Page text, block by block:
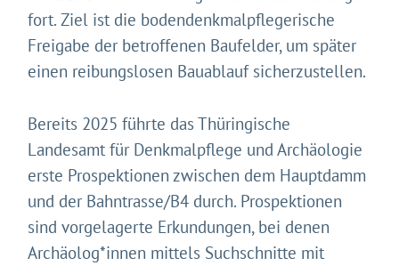
fort. Ziel ist die bodendenkmalpflegerische
Freigabe der betroffenen Baufelder, um später
einen reibungslosen Bauablauf sicherzustellen.
Bereits 2025 führte das Thüringische
Landesamt für Denkmalpflege und Archäologie
erste Prospektionen zwischen dem Hauptdamm
und der Bahntrasse/B4 durch. Prospektionen
sind vorgelagerte Erkundungen, bei denen
Archäolog*innen mittels Suchschnitte mit